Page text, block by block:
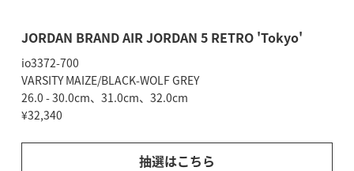
JORDAN BRAND AIR JORDAN 5 RETRO 'Tokyo'
io3372-700
VARSITY MAIZE/BLACK-WOLF GREY
26.0 - 30.0cm、31.0cm、32.0cm
¥32,340
抽選はこちら